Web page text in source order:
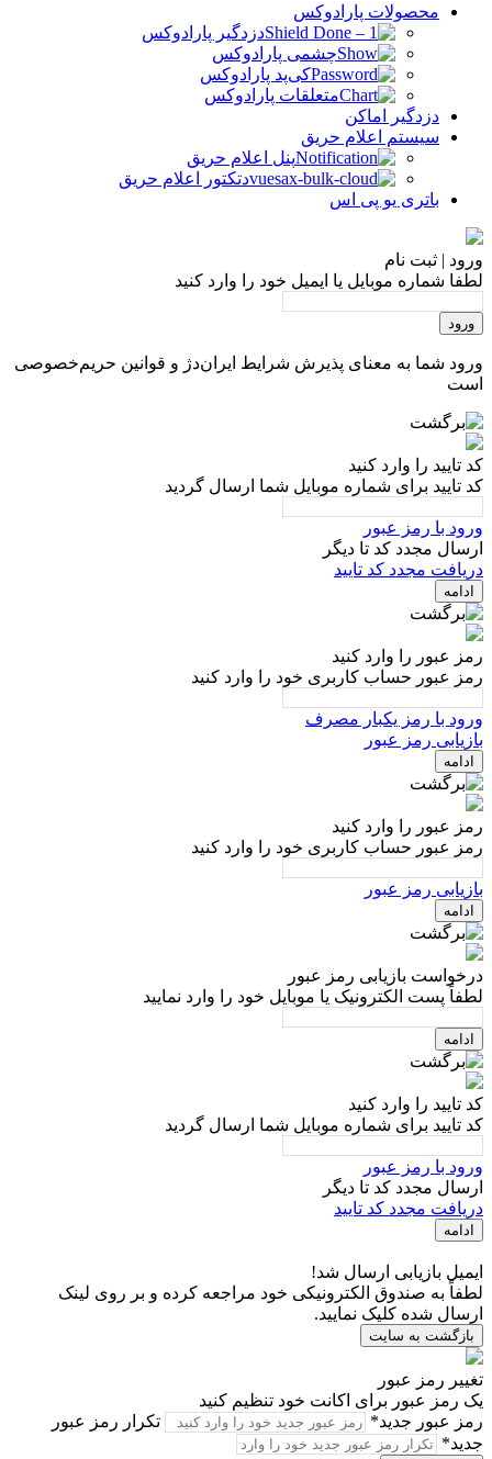
محصولات پارادوکس
دزدگیر پارادوکس
چشمی پارادوکس
کی‌پد پارادوکس
متعلقات پارادوکس
دزدگیر اماکن
سیستم اعلام حریق
پنل اعلام حریق
دتکتور اعلام حریق
باتری یو پی اس
ورود | ثبت نام
لطفا شماره موبایل یا ایمیل خود را وارد کنید
ورود
ورود شما به معنای پذیرش شرایط ایران‌دژ و قوانین حریم‌خصوصی
است
کد تایید را وارد کنید
کد تایید برای شماره موبایل شما ارسال گردید
ورود با رمز عبور
ارسال مجدد کد تا دیگر
دریافت مجدد کد تایید
ادامه
رمز عبور را وارد کنید
رمز عبور حساب کاربری خود را وارد کنید
ورود با رمز یکبار مصرف
بازیابی رمز عبور
ادامه
رمز عبور را وارد کنید
رمز عبور حساب کاربری خود را وارد کنید
بازیابی رمز عبور
ادامه
درخواست بازیابی رمز عبور
لطفاً پست الکترونیک یا موبایل خود را وارد نمایید
ادامه
کد تایید را وارد کنید
کد تایید برای شماره موبایل شما ارسال گردید
ورود با رمز عبور
ارسال مجدد کد تا دیگر
دریافت مجدد کد تایید
ادامه
ایمیل بازیابی ارسال شد!
لطفاً به صندوق الکترونیکی خود مراجعه کرده و بر روی لینک
ارسال شده کلیک نمایید.
بازگشت به سایت
تغییر رمز عبور
یک رمز عبور برای اکانت خود تنظیم کنید
رمز عبور جدید*
تکرار رمز عبور
جدید*